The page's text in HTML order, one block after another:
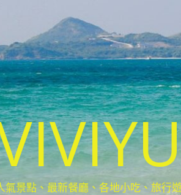
氣景點、最新餐廳、各地小吃、旅